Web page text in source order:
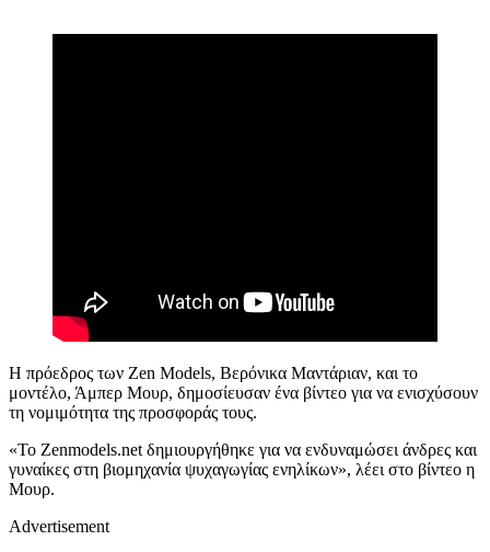
Η πρόεδρος των Zen Models, Βερόνικα Μαντάριαν, και το
μοντέλο, Άμπερ Μουρ, δημοσίευσαν ένα βίντεο για να ενισχύσουν
τη νομιμότητα της προσφοράς τους.
«Το Zenmodels.net δημιουργήθηκε για να ενδυναμώσει άνδρες και
γυναίκες στη βιομηχανία ψυχαγωγίας ενηλίκων», λέει στο βίντεο η
Μουρ.
Advertisement